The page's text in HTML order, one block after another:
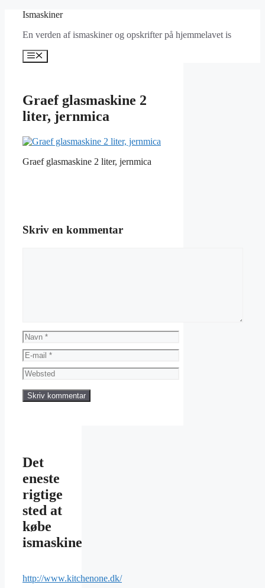
indhold
Ismaskiner
En verden af ismaskiner og opskrifter på hjemmelavet is
Menu
Graef glasmaskine 2
liter, jernmica
Graef glasmaskine 2 liter, jernmica
Skriv en kommentar
Navn
E-
mail
Websted
Det
eneste
rigtige
sted at
købe
ismaskine
http://www.kitchenone.dk/